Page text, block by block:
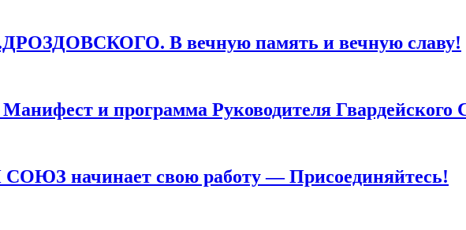
В вечную память и вечную славу!
и программа Руководителя Гвардейского
начинает свою работу — Присоединяйтесь!